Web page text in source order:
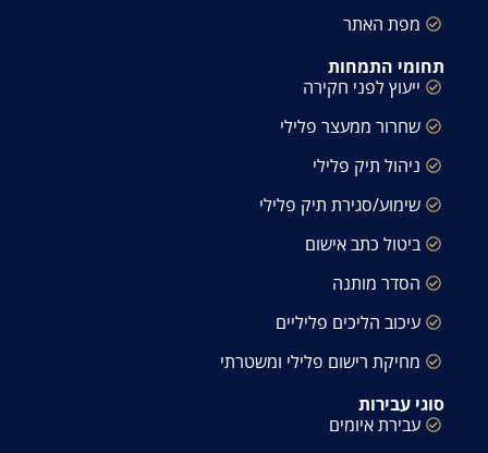
מפת האתר
תחומי התמחות
ייעוץ לפני חקירה
שחרור ממעצר פלילי
ניהול תיק פלילי
שימוע/סגירת תיק פלילי
ביטול כתב אישום
הסדר מותנה
עיכוב הליכים פליליים
מחיקת רישום פלילי ומשטרתי
סוגי עבירות
עבירת איומים